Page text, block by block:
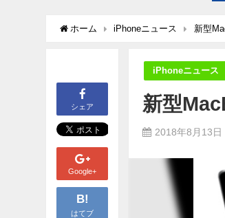
ホーム iPhoneニュース 新型
シェア
Google+
B!
はてブ
iPhoneニュース
新型
2018年8月13日